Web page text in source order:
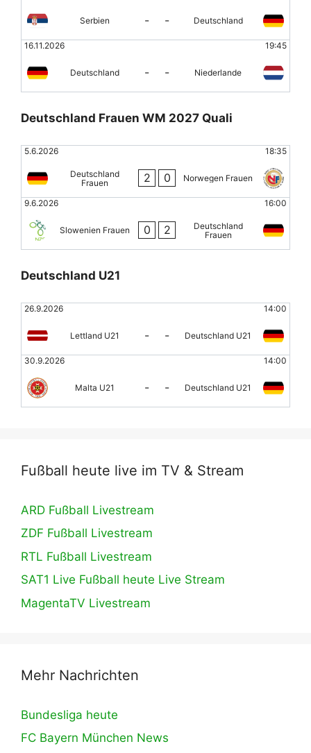
Serbien - - Deutschland
16.11.2026 19:45
Deutschland - - Niederlande
Deutschland Frauen WM 2027 Quali
5.6.2026 18:35
Deutschland
Frauen
2 0 Norwegen Frauen
9.6.2026 16:00
Slowenien Frauen 0 2
Deutschland
Frauen
Deutschland U21
26.9.2026 14:00
Lettland U21 - - Deutschland U21
30.9.2026 14:00
Malta U21 - - Deutschland U21
Fußball heute live im TV & Stream
ARD Fußball Livestream
ZDF Fußball Livestream
RTL Fußball Livestream
SAT1 Live Fußball heute Live Stream
MagentaTV Livestream
Mehr Nachrichten
Bundesliga heute
FC Bayern München News